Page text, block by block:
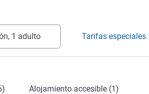
1 adulto Tarifas especiales
Alojamiento accesible (1)